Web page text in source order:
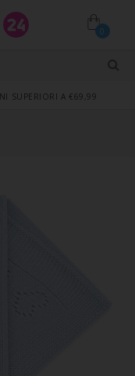
0
SUPERIORI A €69,99